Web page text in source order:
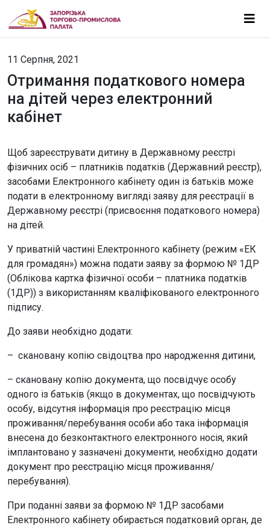
11 Серпня, 2021
Отримання податкового номера
на дітей через електронний
кабінет
Щоб зареєструвати дитину в Державному реєстрі
фізичних осіб – платників податків (Державний реєстр),
засобами Електронного кабінету один із батьків може
подати в електронному вигляді заяву для реєстрації в
Державному реєстрі (присвоєння податкового номера)
на дітей.
У приватній частині Електронного кабінету (режим «ЕК
для громадян») можна подати заяву за формою № 1ДР
(Облікова картка фізичної особи – платника податків
(1ДР)) з використанням кваліфікованого електронного
підпису.
До заяви необхідно додати:
– скановану копію свідоцтва про народження дитини,
– скановану копію документа, що посвідчує особу
одного із батьків (якщо в документах, що посвідчують
особу, відсутня інформація про реєстрацію місця
проживання/перебування особи або така інформація
внесена до безконтактного електронного носія, який
імплантовано у зазначені документи, необхідно додати
документ про реєстрацію місця проживання/
перебування).
При поданні заяви за формою № 1ДР засобами
Електронного кабінету обирається податковий орган, де